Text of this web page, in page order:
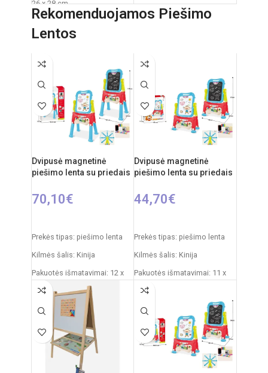
26 x 28 cm
Žaislo išmatavimai: 27 × 12 ×
27 cm
nuo 3 metų
Elementai: 3 x AA
(nepridedamos)
Pakuotės išmatavimai: 31 x
20 x 11 cm
Rekomenduojamos Piešimo
Lentos
Dvipusė magnetinė
piešimo lenta su priedais
70,10€
Prekės tipas: piešimo lenta
Kilmės šalis: Kinija
Pakuotės išmatavimai: 12 x
53,5 x 76,5 cm
Produkto išmatavimai: 33 x
58 x 110 cm
Rekomenduojamas amžius:
nuo 3 metų
Dvipusė magnetinė
piešimo lenta su priedais
44,70€
Prekės tipas: piešimo lenta
Kilmės šalis: Kinija
Pakuotės išmatavimai: 11 x
43 x 50 cm
Produkto išmatavimai: 30 x
49 x 67 cm
Rekomenduojamas amžius:
nuo 3 metų